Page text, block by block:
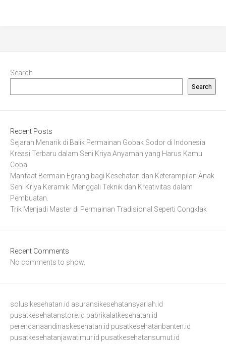
Search
Search
Recent Posts
Sejarah Menarik di Balik Permainan Gobak Sodor di Indonesia
Kreasi Terbaru dalam Seni Kriya Anyaman yang Harus Kamu
Coba
Manfaat Bermain Egrang bagi Kesehatan dan Keterampilan Anak
Seni Kriya Keramik: Menggali Teknik dan Kreativitas dalam
Pembuatan.
Trik Menjadi Master di Permainan Tradisional Seperti Congklak
Recent Comments
No comments to show.
solusikesehatan.id asuransikesehatansyariah.id
pusatkesehatanstore.id pabrikalatkesehatan.id
perencanaandinaskesehatan.id pusatkesehatanbanten.id
pusatkesehatanjawatimur.id pusatkesehatansumut.id